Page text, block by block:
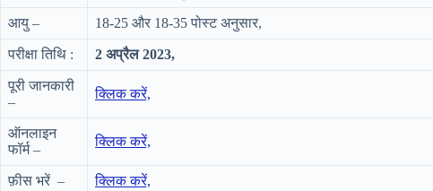
आयु – 18-25 और 18-35 पोस्ट अनुसार,
परीक्षा तिथि : 2 अप्रैल 2023,
पूरी जानकारी
–
क्लिक करें,
ऑनलाइन
फॉर्म –
क्लिक करें,
फ़ीस भरें – क्लिक करें,